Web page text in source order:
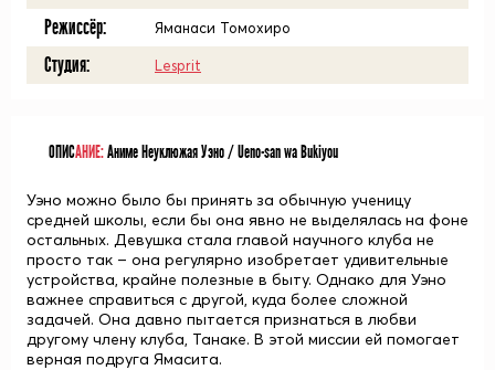
Режиссёр: Яманаси Томохиро
Студия: Lesprit
ОПИСАНИЕ:Аниме Неуклюжая Уэно / Ueno-san wa Bukiyou
Уэно можно было бы принять за обычную ученицу
средней школы, если бы она явно не выделялась на фоне
остальных. Девушка стала главой научного клуба не
просто так – она регулярно изобретает удивительные
устройства, крайне полезные в быту. Однако для Уэно
важнее справиться с другой, куда более сложной
задачей. Она давно пытается признаться в любви
другому члену клуба, Танаке. В этой миссии ей помогает
верная подруга Ямасита.